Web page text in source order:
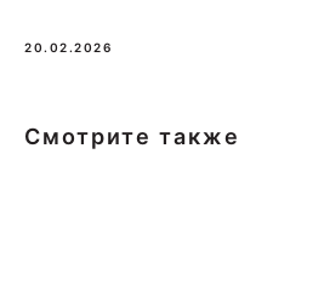
20.02.2026
Смотрите также